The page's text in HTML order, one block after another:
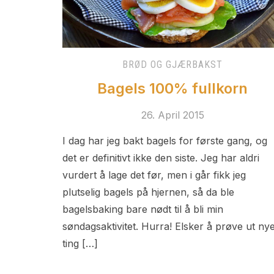
BRØD OG GJÆRBAKST
Bagels 100% fullkorn
26. April 2015
I dag har jeg bakt bagels for første gang, og
det er definitivt ikke den siste. Jeg har aldri
vurdert å lage det før, men i går fikk jeg
plutselig bagels på hjernen, så da ble
bagelsbaking bare nødt til å bli min
søndagsaktivitet. Hurra! Elsker å prøve ut
ting […]